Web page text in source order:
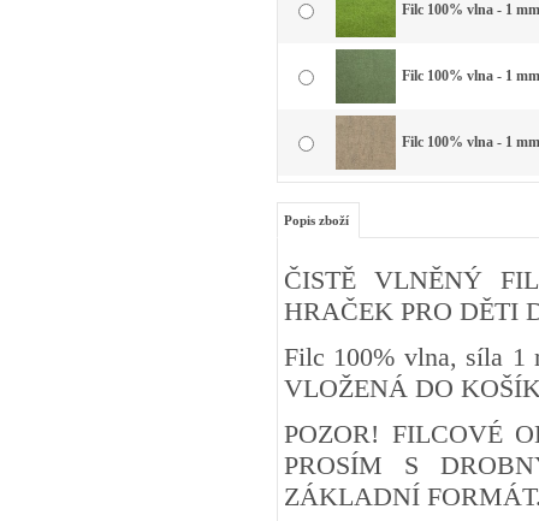
Filc 100% vlna - 1
Filc 100% vlna - 1
Filc 100% vlna - 1
Popis zboží
ČISTĚ VLNĚNÝ
HRAČEK PRO DĚTI
Filc 100% vlna, síla 1
VLOŽENÁ DO
POZOR! FILCOVÉ
PROSÍM S
ZÁKLADNÍ